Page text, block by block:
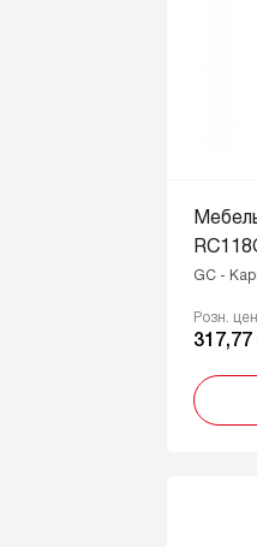
GC -
Розн.
317,77